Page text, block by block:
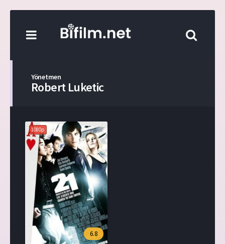
Yönetmen
Robert Luketic
1080p
6.8